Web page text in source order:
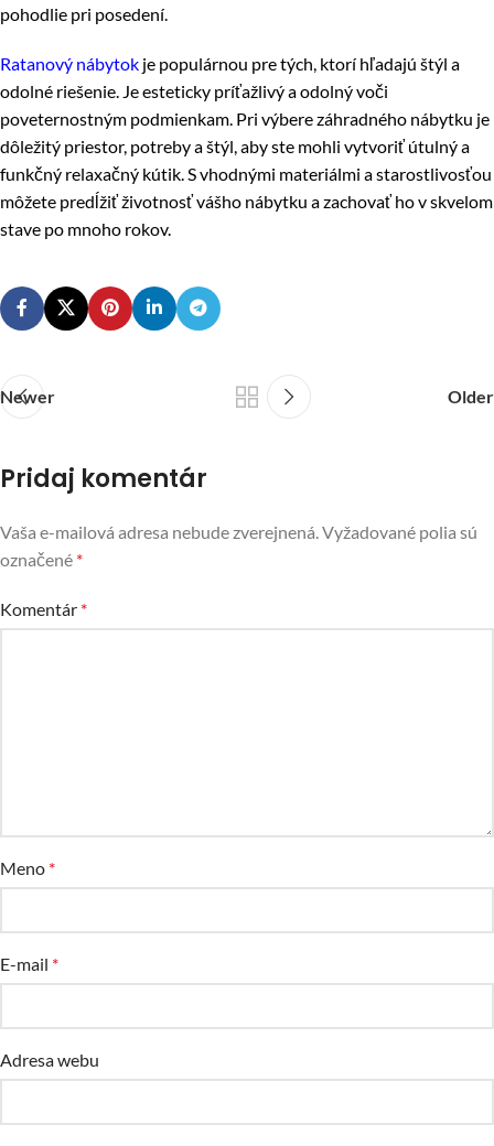
pohodlie pri posedení.
Ratanový nábytok je populárnou pre tých, ktorí hľadajú štýl a
odolné riešenie. Je esteticky príťažlivý a odolný voči
poveternostným podmienkam. Pri výbere záhradného nábytku je
dôležitý priestor, potreby a štýl, aby ste mohli vytvoriť útulný a
funkčný relaxačný kútik. S vhodnými materiálmi a starostlivosťou
môžete predĺžiť životnosť vášho nábytku a zachovať ho v skvelom
stave po mnoho rokov.
Newer Older
Pridaj komentár
Vaša e-mailová adresa nebude zverejnená. Vyžadované polia sú
označené *
Komentár *
Meno *
E-mail *
Adresa webu